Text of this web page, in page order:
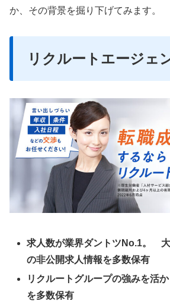
か、その背景を掘り下げてみます。
リクルートエージェ
求人数が業界ダントツNo.1。
の非公開求人情報を多数保有
リクルートグループの強みを活
を多数保有